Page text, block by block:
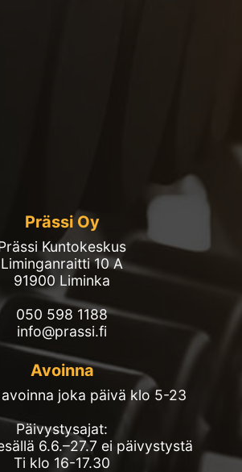
Prässi Oy
Kuntokeskus
Liminganraitti 10 A
91900 Liminka
050 598 1188
info@prassi.fi
Avoinna
avoinna joka päivä klo 5-23
Päivystysajat:
6.6.–27.7 ei päivystystä
Ti klo 16-17.30